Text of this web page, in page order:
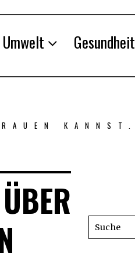
Umwelt
Gesundheit
KANNST.